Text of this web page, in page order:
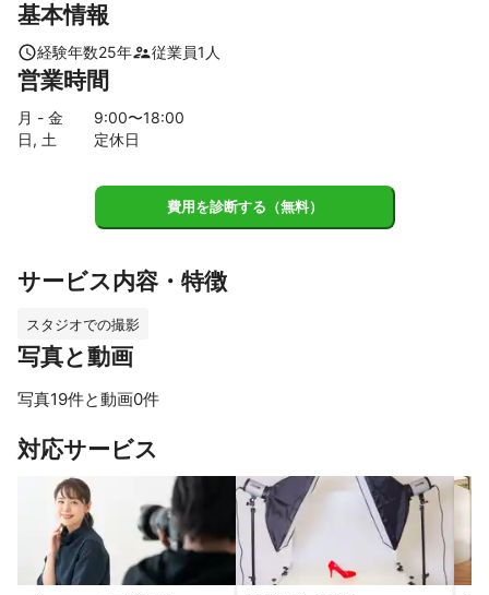
宝飾関係ではレタッチまでします。
す。
撮影点数量ががある仕事は仕事仲間とチーム組んで行います。
百貨店　スーパー
ギフト　通販
工業製品のカタログ
アピールポイント
基本情報
経験年数25年 従業員1 人
営業時間
月 - 金 9:00〜18:00
日, 土
定休日
費用を診断する（無料）
サービス内容・特徴
スタジオでの撮影
写真と動画
写真19件と動画0件
対応サービス